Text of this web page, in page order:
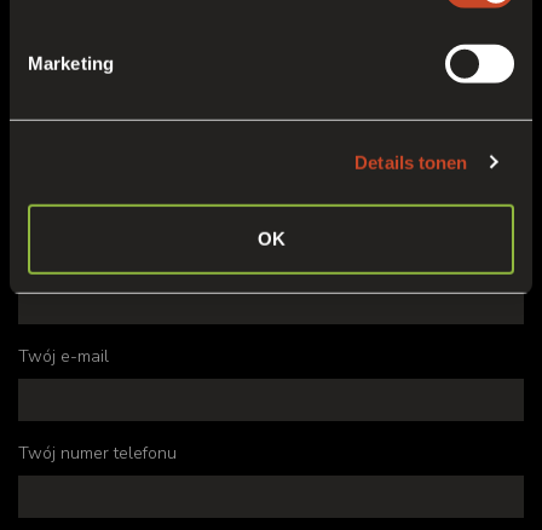
Marketing
Details tonen
OK
Więcej informacji
Privacy
Skontaktuj się
Twój e-mail
Twój numer telefonu